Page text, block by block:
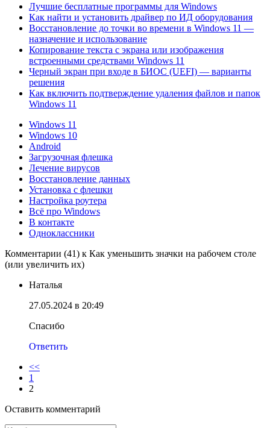
Лучшие бесплатные программы для Windows
Как найти и установить драйвер по ИД оборудования
Восстановление до точки во времени в Windows 11 —
назначение и использование
Копирование текста с экрана или изображения
встроенными средствами Windows 11
Черный экран при входе в БИОС (UEFI) — варианты
решения
Как включить подтверждение удаления файлов и папок
Windows 11
Windows 11
Windows 10
Android
Загрузочная флешка
Лечение вирусов
Восстановление данных
Установка с флешки
Настройка роутера
Всё про Windows
В контакте
Одноклассники
Комментарии (41) к Как уменьшить значки на рабочем столе
(или увеличить их)
Наталья
27.05.2024 в 20:49
Спасибо
Ответить
<<
1
2
Оставить комментарий